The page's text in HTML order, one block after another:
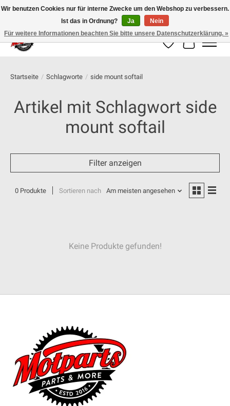
100% schweizer Onlineshop für Dein Motorrad
Wunschzettel
Ihr
Startseite / Schlagworte / side mount softail
Artikel mit Schlagwort side
mount softail
Filter anzeigen
0 Produkte Sortieren nach Am meisten angesehen
Keine Produkte gefunden!
Wir benutzen Cookies nur für interne Zwecke um den Webshop zu verbessern.
Ist das in Ordnung?
Ja
Nein
Für weitere Informationen beachten Sie bitte unsere Datenschutzerklärung. »